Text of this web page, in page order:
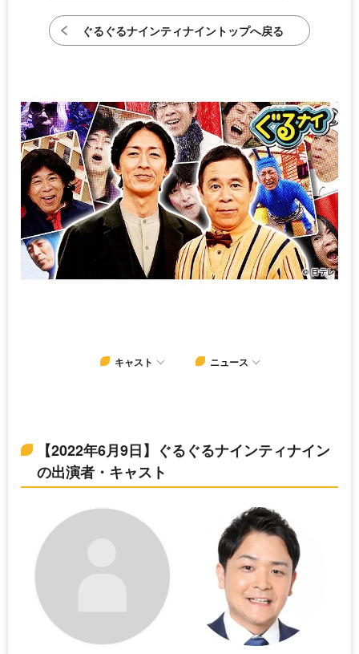
ぐるぐるナインティナイントップへ戻る
キャスト ニュース
【2022年6月9日】ぐるぐるナインティナイン
の出演者・キャスト